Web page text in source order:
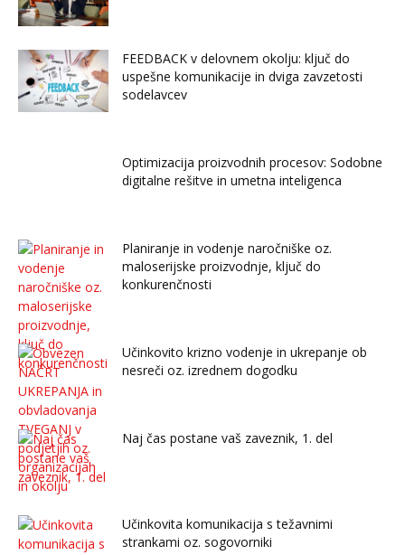
FEEDBACK v delovnem okolju: ključ do
uspešne komunikacije in dviga zavzetosti
sodelavcev
Optimizacija proizvodnih procesov: Sodobne
digitalne rešitve in umetna inteligenca
Planiranje in vodenje naročniške oz.
maloserijske proizvodnje, ključ do
konkurenčnosti
Učinkovito krizno vodenje in ukrepanje ob
nesreči oz. izrednem dogodku
Naj čas postane vaš zaveznik, 1. del
Učinkovita komunikacija s težavnimi
strankami oz. sogovorniki